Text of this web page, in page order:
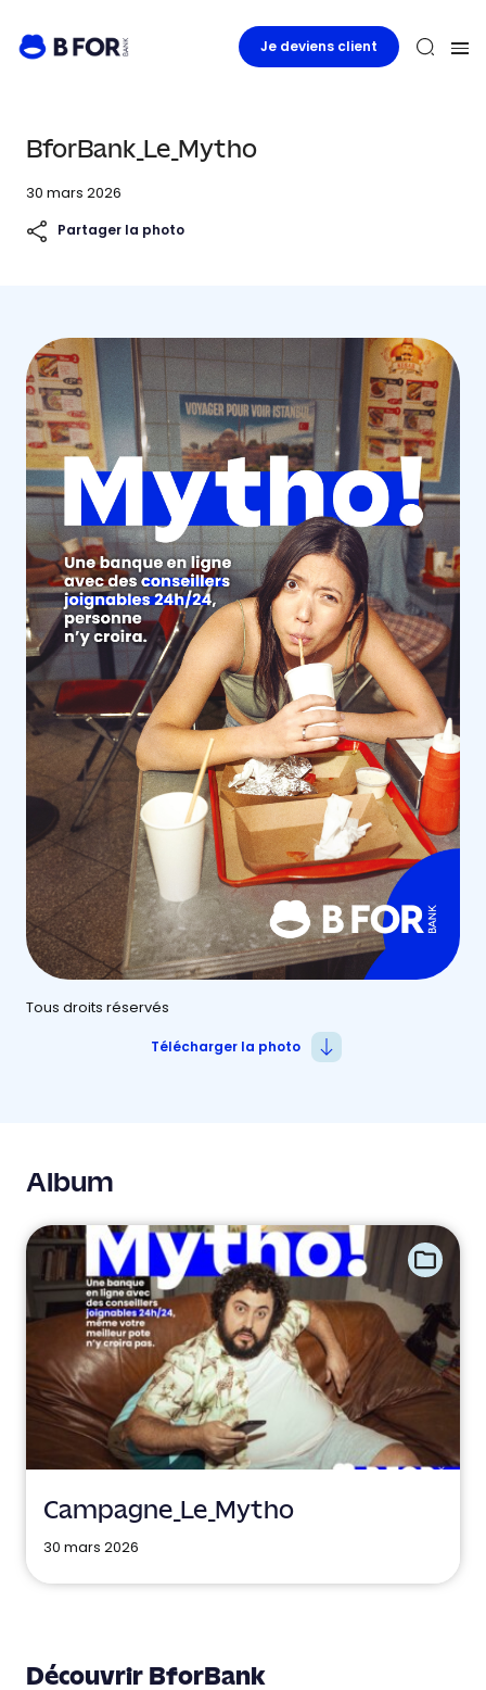
Je deviens client
BforBank_Le_Mytho
30 mars 2026
Partager la photo
Tous droits réservés
Télécharger la photo
Album
Campagne_Le_Mytho
30 mars 2026
Découvrir BforBank